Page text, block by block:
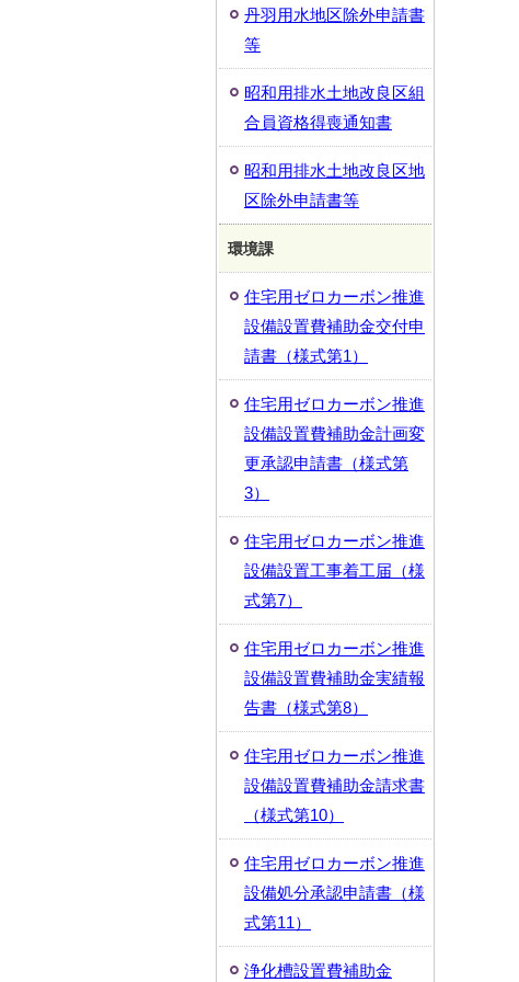
丹羽用水地区除外申請書
等
昭和用排水土地改良区組
合員資格得喪通知書
昭和用排水土地改良区地
区除外申請書等
環境課
住宅用ゼロカーボン推進
設備設置費補助金交付申
請書（様式第1）
住宅用ゼロカーボン推進
設備設置費補助金計画変
更承認申請書（様式第
3）
住宅用ゼロカーボン推進
設備設置工事着工届（様
式第7）
住宅用ゼロカーボン推進
設備設置費補助金実績報
告書（様式第8）
住宅用ゼロカーボン推進
設備設置費補助金請求書
（様式第10）
住宅用ゼロカーボン推進
設備処分承認申請書（様
式第11）
浄化槽設置費補助金